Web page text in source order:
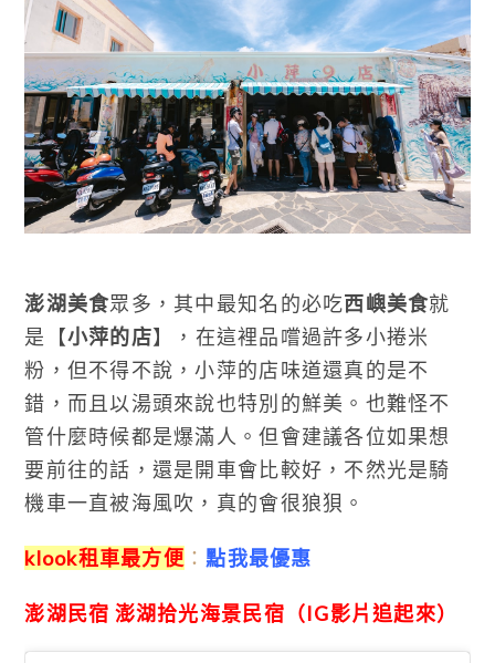
澎湖美食眾多，其中最知名的必吃西嶼美食就
是【小萍的店】，在這裡品嚐過許多小捲米
粉，但不得不說，小萍的店味道還真的是不
錯，而且以湯頭來說也特別的鮮美。也難怪不
管什麼時候都是爆滿人。但會建議各位如果想
要前往的話，還是開車會比較好，不然光是騎
機車一直被海風吹，真的會很狼狽。
klook租車最方便 ： 點我最優惠
澎湖民宿 澎湖拾光海景民宿（IG影片追起來）